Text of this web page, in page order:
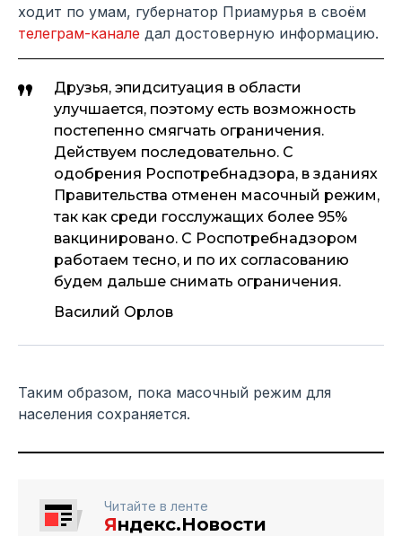
ходит по умам, губернатор Приамурья в своём
телеграм-канале дал достоверную информацию.
Друзья, эпидситуация в области
улучшается, поэтому есть возможность
постепенно смягчать ограничения.
Действуем последовательно. С
одобрения Роспотребнадзора, в зданиях
Правительства отменен масочный режим,
так как среди госслужащих более 95%
вакцинировано. С Роспотребнадзором
работаем тесно, и по их согласованию
будем дальше снимать ограничения.
Василий Орлов
Таким образом, пока масочный режим для
населения сохраняется.
Читайте в ленте
Яндекс.Новости